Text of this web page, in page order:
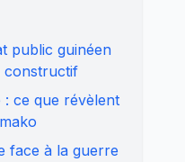
public guinéen
constructif
: ce que révèlent
face à la guerre